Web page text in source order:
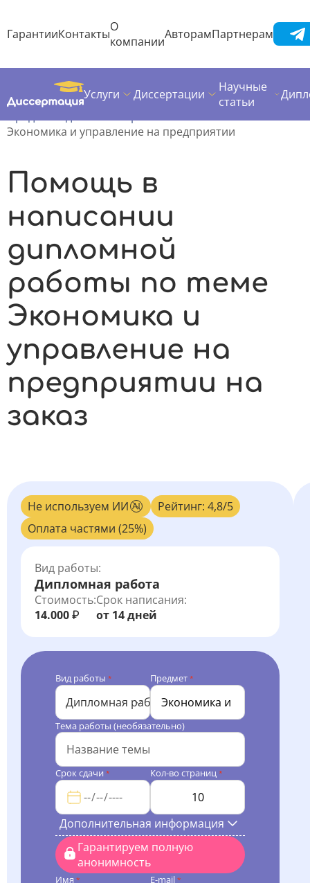
ГарантииКонтактыО
компанииАвторамПартнерам
Услуги Диссертации
Научные
статьи
ДиссертацияДипломная работа
Экономика и управление на предприятии
Помощь в
написании
дипломной
работы по теме
Экономика и
управление на
предприятии на
заказ
Не используем ИИ
Рейтинг: 4,8/5
Оплата частями (25%)
Вид работы:
Дипломная работа
Стоимость:
14.000 ₽
Срок написания:
от 14 дней
Вид работы *
Дипломная работа
Предмет *
Тема работы (необязательно)
Срок сдачи * Кол-во страниц *
Дополнительная информация
Гарантируем полную
анонимность
Имя * E-mail *